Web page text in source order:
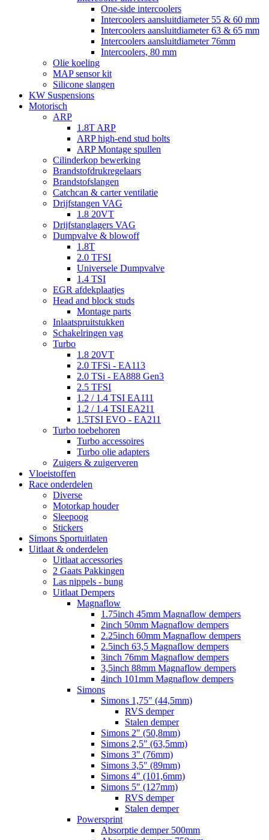
One-side intercoolers
Intercoolers aansluitdiameter 55 & 60 mm
Intercoolers aansluitdiameter 63 & 65 mm
Intercoolers aansluitdiameter 76mm
Intercoolers, 80 mm
Olie koeling
MAP sensor kit
Silicone slangen
KW Suspensions
Motorisch
ARP
1.8T ARP
ARP high-end stud bolts
ARP Montage spullen
Cilinderkop bewerking
Brandstofdrukregelaars
Brandstofslangen
Catchcan & carter ventilatie
Drijfstangen VAG
1.8 20VT
Drijfstanglagers VAG
Dumpvalve & blowoff
1.8T
2.0 TFSI
Universele Dumpvalve
1.4 TSI
EGR afdekplaatjes
Head and block studs
Montage parts
Inlaatspruitstukken
Schakelringen vag
Turbo
1.8 20VT
2.0 TFSi - EA113
2.0 TSi - EA888 Gen3
2.5 TFSI
1.2 / 1.4 TSI EA111
1.2 / 1.4 TSI EA211
1.5TSI EVO - EA211
Turbo toebehoren
Turbo accessoires
Turbo olie adapters
Zuigers & zuigerveren
Vloeistoffen
Race onderdelen
Diverse
Motorkap houder
Sleepoog
Stickers
Simons Sportuitlaten
Uitlaat & onderdelen
Uitlaat accessories
2 Gaats Pakkingen
Las nippels - bung
Uitlaat Dempers
Magnaflow
1.75inch 45mm Magnaflow dempers
2inch 50mm Magnaflow dempers
2.25inch 60mm Magnaflow dempers
2.5inch 63,5 Magnaflow dempers
3inch 76mm Magnaflow dempers
3,5inch 88mm Magnaflow dempers
4inch 101mm Magnaflow dempers
Simons
Simons 1,75" (44,5mm)
RVS demper
Stalen demper
Simons 2" (50,8mm)
Simons 2,5" (63,5mm)
Simons 3" (76mm)
Simons 3,5" (89mm)
Simons 4" (101,6mm)
Simons 5" (127mm)
RVS demper
Stalen demper
Powersprint
Absorptie demper 500mm